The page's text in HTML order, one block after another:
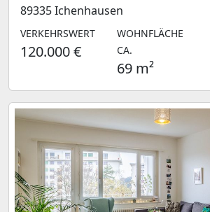
89335 Ichenhausen
VERKEHRSWERT
120.000 €
WOHNFLÄCHE
CA.
69 m²